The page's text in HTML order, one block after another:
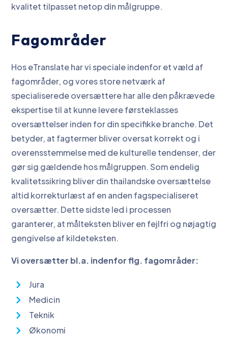
kvalitet tilpasset netop din målgruppe.
Fagområder
Hos eTranslate har vi speciale indenfor et væld af
fagområder, og vores store netværk af
specialiserede oversættere har alle den påkrævede
ekspertise til at kunne levere førsteklasses
oversættelser inden for din specifikke branche. Det
betyder, at fagtermer bliver oversat korrekt og i
overensstemmelse med de kulturelle tendenser, der
gør sig gældende hos målgruppen. Som endelig
kvalitetssikring bliver din thailandske oversættelse
altid korrekturlæst af en anden fagspecialiseret
oversætter. Dette sidste led i processen
garanterer, at målteksten bliver en fejlfri og nøjagtig
gengivelse af kildeteksten.
Vi oversætter bl.a. indenfor flg. fagområder:
Jura
Medicin
Teknik
Økonomi